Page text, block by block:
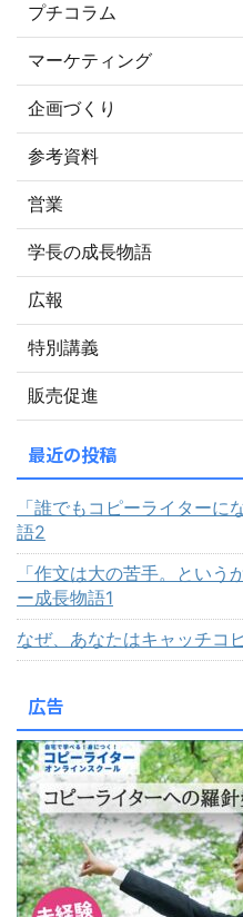
プチコラム
マーケティング
企画づくり
参考資料
営業
学長の成長物語
広報
特別講義
販売促進
最近の投稿
「誰でもコピーライター
語2
「作文は大の苦手。という
ー成長物語1
なぜ、あなたはキャッチコ
広告